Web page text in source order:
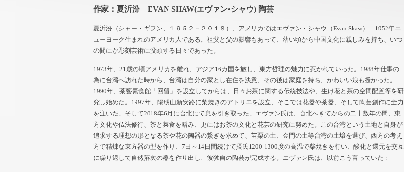
作家： 夏沂汾 EVAN SHAW(エヴァン•シャウ) 陶芸
夏沂汾（シャー・ギフン、１９５２－２０１８）、アメリカではエヴァン・シャウ（Evan Shaw）、1952年ニ
ューヨーク生まれのアメリカ人である。祖父と父の影響もあって、幼い頃から中国文化に親しみを持ち、いつ
の間にか彫刻芸術に没頭する日々であった。
1973年、21歳の頃アメリカを離れ、アジア16カ国を旅し、東方哲理の魅力に惹かれていった。1988年仕事の
為に台湾へ訪れた時から、台湾は自分の家とし在住を決意、その後は家庭を持ち、かわいい娘も授かった。
1990年、茶藝素食館「回留」を設立してからは、日々お茶に関する伝統技法や、生け花と茶の空間配置等を研
究し始めた。1997年、陽明山新安路に柴燒きのアトリエを設立、そこでは花器や茶器、そして陶芸創作に全力
を注いだ。そして2018年6月に台北にて息を引き取った。エヴァン氏は、台北へきてからの二十数年の間、東
方文化や仏法修行、茶と菜食を嗜み、更にはお茶の文化と花芸の研究に努めた。この台湾という土地と自身が
追求する理想の形となる茶や花の陶器の繋ぎを求めて、苗栗の土、金門の土等台湾の土壌を選び、西方の考え
方で精煉な東方器の型を作り、7日～14日間続けて摂氏1200-1300度の高温で柴焼きを行い、酸化と還元を交互
に繰り返して自然落灰の器を作り出し、彼独自の陶芸が完成する。エヴァン氏は、以前こう言っていた：